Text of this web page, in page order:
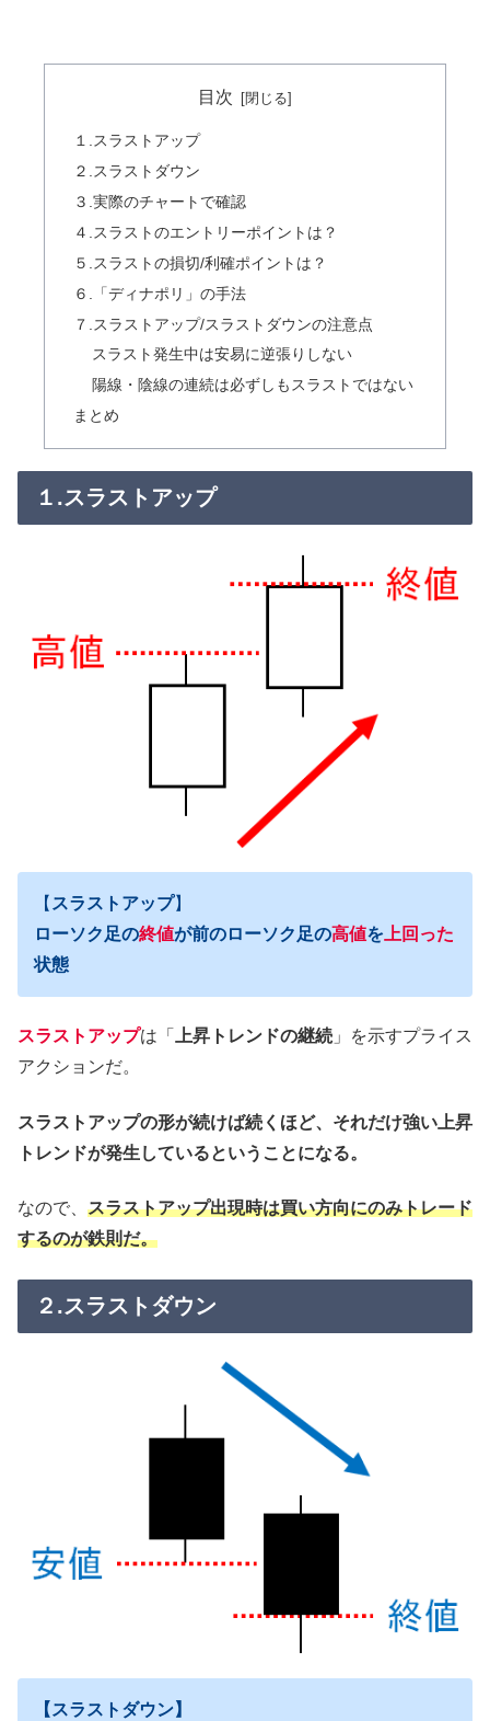
目次
１.スラストアップ
２.スラストダウン
３.実際のチャートで確認
４.スラストのエントリーポイントは？
５.スラストの損切/利確ポイントは？
６.「ディナポリ」の手法
７.スラストアップ/スラストダウンの注意点
スラスト発生中は安易に逆張りしない
陽線・陰線の連続は必ずしもスラストではない
まとめ
１.スラストアップ
【 スラストアップ】
ローソク足の終値が前のローソク足の高値を 上回った
状態
スラストアップは「 上昇トレンドの継続 」を示すプライス
アクションだ。
スラストアップの形が続けば続くほど、それだけ強い上昇
トレンドが発生しているということになる。
なので、 スラストアップ出現時は買い方向にのみトレード
するのが鉄則だ。
２.スラストダウン
【スラストダウン】